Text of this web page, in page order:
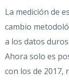
La medición de
cambio
a los datos
Ahora solo es
con los de 2017,